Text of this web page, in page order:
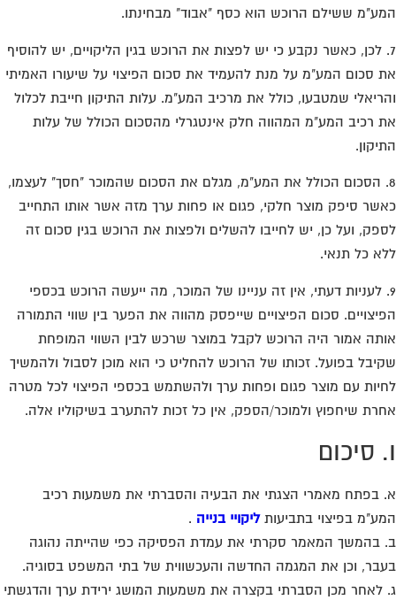
ששילם הרוכש הוא כסף "אבוד" מבחינתו.
לכן, כאשר נקבע כי יש לפצות את הרוכש בגין הליקויים, יש להוסיף
סכום המע"מ על מנת להעמיד את סכום הפיצוי על שיעורו האמיתי
שמטבעו, כולל את מרכיב המע"מ. עלות התיקון חייבת לכלול
רכיב המע"מ המהווה חלק אינטגרלי מהסכום הכולל של עלות
הסכום הכולל את המע"מ, מגלם את הסכום שהמוכר "חסך" לעצמו,
סיפק מוצר חלקי, פגום או פחות ערך מזה אשר אותו התחייב
ועל כן, יש לחייבו להשלים ולפצות את הרוכש בגין סכום זה
כל תנאי.
לעניות דעתי, אין זה עניינו של המוכר, מה ייעשה הרוכש בכספי
סכום הפיצויים שייפסק מהווה את הפער בין שווי התמורה
אמור היה הרוכש לקבל במוצר שרכש לבין השווי המופחת
בפועל. זכותו של הרוכש להחליט כי הוא מוכן לסבול ולהמשיך
עם מוצר פגום ופחות ערך ולהשתמש בכספי הפיצוי לכל מטרה
שיחפוץ ולמוכר/הספק, אין כל זכות להתערב בשיקוליו אלה.
סיכום
בפתח מאמרי הצגתי את הבעיה והסברתי את משמעות רכיב
בפיצוי בתביעותליקויי בנייה.
בהמשך המאמר סקרתי את עמדת הפסיקה כפי שהייתה נהוגה
וכן את המגמה החדשה והעכשווית של בתי המשפט בסוגיה.
לאחר מכן הסברתי בקצרה את משמעות המושג ירידת ערך והדגשתי